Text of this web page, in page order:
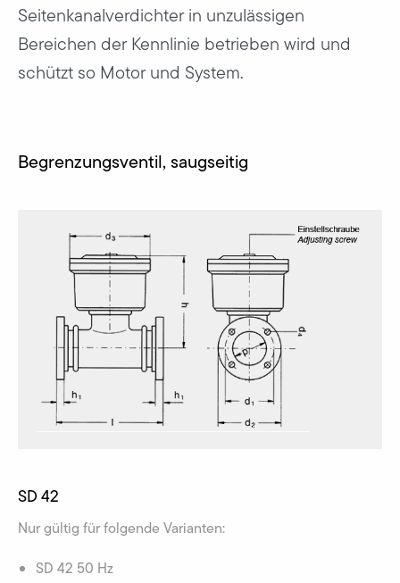
Seitenkanalverdichter in unzulässigen
Bereichen der Kennlinie betrieben wird und
schützt so Motor und System.
Begrenzungsventil, saugseitig
SD 42
Nur gültig für folgende Varianten:
SD 42 50 Hz